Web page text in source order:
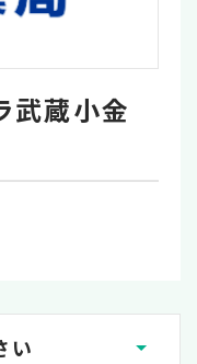
武蔵小金
い